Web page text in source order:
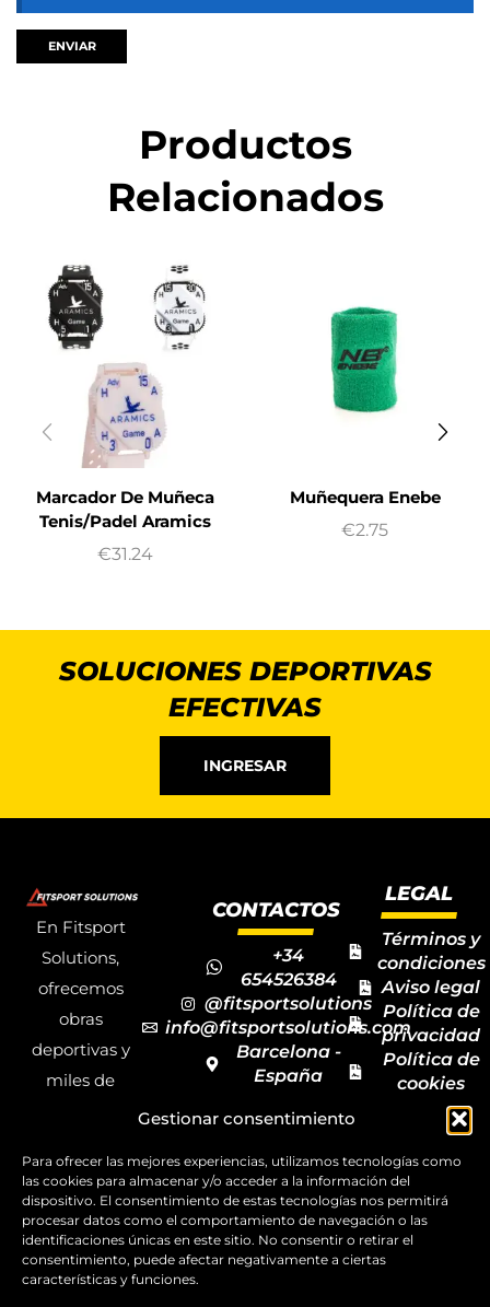
Gestionar consentimiento
Para ofrecer las mejores experiencias, utilizamos tecnologías como
las cookies para almacenar y/o acceder a la información del
dispositivo. El consentimiento de estas tecnologías nos permitirá
procesar datos como el comportamiento de navegación o las
identificaciones únicas en este sitio. No consentir o retirar el
consentimiento, puede afectar negativamente a ciertas
características y funciones.
Productos
Relacionados
Marcador De Muñeca
Tenis/Padel Aramics
€31.24
Muñequera Enebe
€2.75
SOLUCIONES DEPORTIVAS
EFECTIVAS
INGRESAR
En Fitsport
Solutions,
ofrecemos
obras
deportivas y
miles de
deportivos
para todas las
disciplinas,
garantizando
la calidad y el
CONTACTOS
+34
654526384
@fitsportsolutions
info@fitsportsolutions.com
Barcelona -
España
de contacto
LEGAL
Términos y
condiciones
Aviso legal
Política de
privacidad
Política de
cookies
Mapa del
sitio